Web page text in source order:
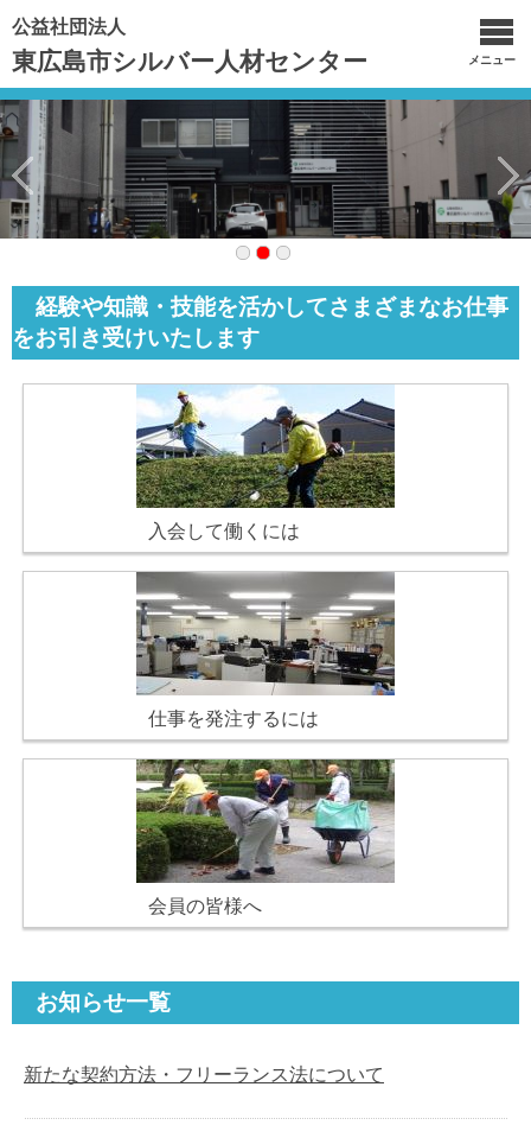
公益社団法人
東広島市シルバー人材センター メニュー
経験や知識・技能を活かしてさまざまなお仕事
をお引き受けいたします
入会して働くには
仕事を発注するには
会員の皆様へ
お知らせ一覧
新たな契約方法・フリーランス法について